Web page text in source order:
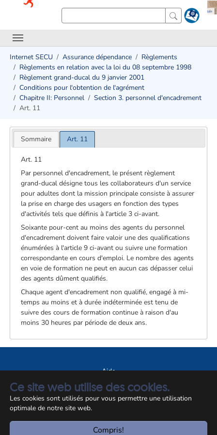
Ce site web utilise des cookies.
Les cookies sont utilisés pour vous permettre une utilisation
optimale de notre site web.
Compris!
Internet SECU Assurance dépendance
Règlements
Règlements en relation avec la loi du 08 septembre 1998
Règlement grand-ducal du 9 janvier 2001
Conditions pour l'obtention de l'agrément
Chapitre II: Personnel
Section 3. personnel d'encadrement
Art. 11
Sommaire Art. 11
Art. 11
Par personnel d'encadrement, le présent règlement
grand-ducal désigne tous les collaborateurs d'un service
pour adultes dont la mission principale consiste à assurer
la prise en charge des usagers en fonction des types
d'activités tels que définis à l'article 3 ci-avant.
Soixante pour-cent au moins des agents du personnel
d'encadrement doivent faire valoir une des qualifications
énumérées à l'article 9 ci-avant ou suivre une formation
correspondante en cours d'emploi. Le nombre des agents
en voie de formation ne peut en aucun cas dépasser celui
des agents dûment qualifiés.
Chaque agent d'encadrement non qualifié, engagé à mi-
temps au moins et à durée indéterminée est tenu de
suivre des cours de formation continue à raison d'au
moins 30 heures par période de deux ans.
Aide
A propos du site
Notice légale
© CCSS 2026